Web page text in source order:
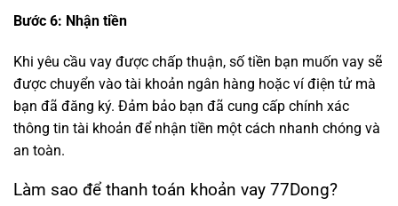
Bước 6: Nhận tiền
Khi yêu cầu vay được chấp thuận, số tiền bạn muốn vay sẽ
được chuyển vào tài khoản ngân hàng hoặc ví điện tử mà
bạn đã đăng ký. Đảm bảo bạn đã cung cấp chính xác
thông tin tài khoản để nhận tiền một cách nhanh chóng và
an toàn.
Làm sao để thanh toán khoản vay 77Dong?